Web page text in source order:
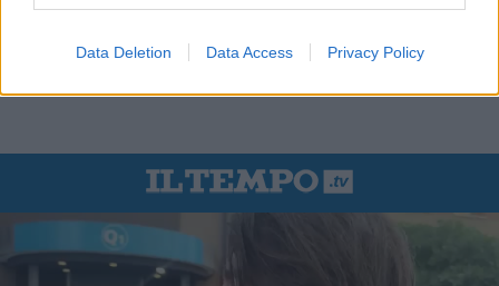
Data Deletion Data Access Privacy Policy